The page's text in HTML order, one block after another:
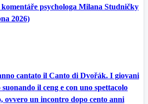
psychologa Milana Studničky
2026)
cantato il Canto di Dvořák. I giovani
il ceng e con uno spettacolo
ovvero un incontro dopo cento anni